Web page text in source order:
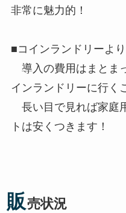
非常に魅力的！
■コインランドリーより
導入の費用はまとま
インランドリーに行く
長い目で見れば家庭
トは安くつきます！
販 売状況